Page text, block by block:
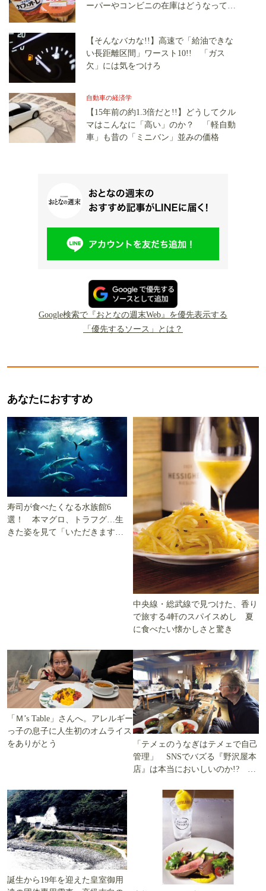
ーパーやコンビニの在庫はどうなって
【そんなバカな!!】高速で「給油できな
い長距離区間」ワースト10!! 「ガス
欠」には気をつけろ
自動車の経済学
【15年前の約1.3倍だと!!】どうしてクル
マはこんなに「高い」のか？ 「軽自動
車」も昔の「ミニバン」並みの価格
Google検索で『おとなの週末Web』を優先表示する
「優先するソース」とは？
あなたにおすすめ
寿司が食べたくなる水族館6
選！ 本マグロ、トラフグ…生
きた姿を見て「いただきます」
中央線・総武線で見つけた、香り
で旅する4軒のスパイスめし 夏
に食べたい懐かしさと驚き
「Ｍ’s Table」さんへ。アレルギー
っ子の息子に人生初のオムライス
をありがとう
「テメェのうなぎはテメェで自己
管理」 SNSでバズる『野沢屋本
店』は本当においしいのか!? い
誕生から19年を迎えた皇室御用